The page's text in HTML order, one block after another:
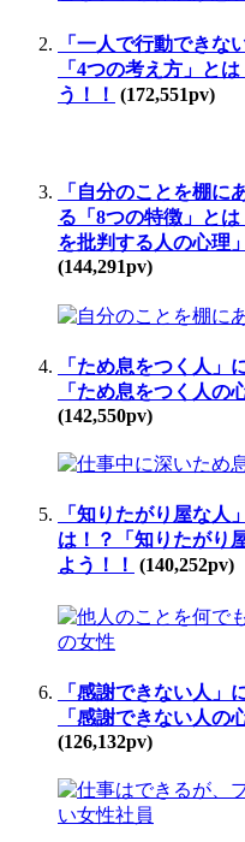
「一人で行動できな
「4つの考え方」と
う！！ (172,551pv)
「自分のことを棚に
る「8つの特徴」と
を批判する人の心理
(144,291pv)
「ため息をつく人」
「ため息をつく人の
(142,550pv)
「知りたがり屋な人
は！？「知りたがり
よう！！ (140,252pv)
「感謝できない人」
「感謝できない人の
(126,132pv)